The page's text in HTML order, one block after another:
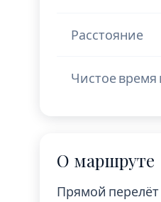
Расстояние
Чистое время
О маршруте
Прямой